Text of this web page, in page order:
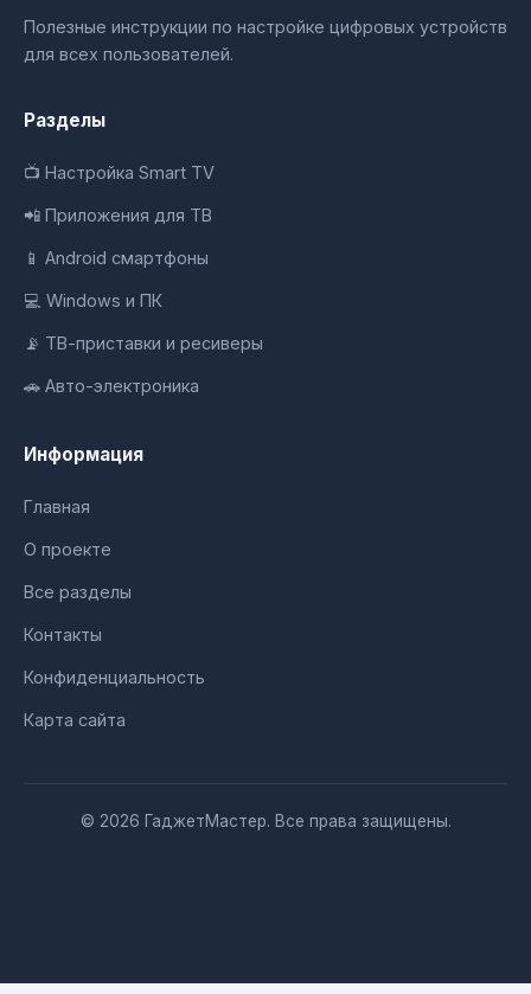
Полезные инструкции по настройке цифровых устройств
для всех пользователей.
Разделы
📺 Настройка Smart TV
📲 Приложения для ТВ
📱 Android смартфоны
💻 Windows и ПК
📡 ТВ-приставки и ресиверы
🚗 Авто-электроника
Информация
Главная
О проекте
Все разделы
Контакты
Конфиденциальность
Карта сайта
© 2026 ГаджетМастер. Все права защищены.